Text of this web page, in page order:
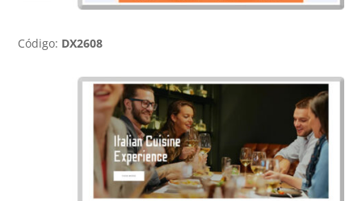
Código: DX2608